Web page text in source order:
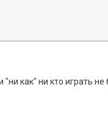
как" ни кто играть не